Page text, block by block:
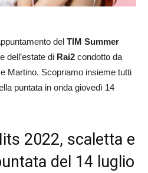
del TIM Summer
dell’estate di Rai2 condotto da
Martino. Scopriamo insieme tutti
puntata in onda giovedì 14
2022, scaletta e
del 14 luglio